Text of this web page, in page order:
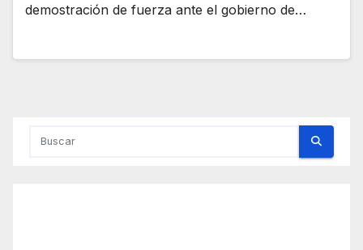
demostración de fuerza ante el gobierno de…